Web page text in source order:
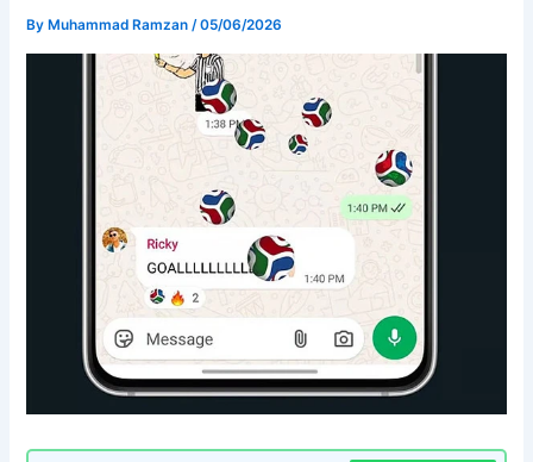
By Muhammad Ramzan/05/06/2026